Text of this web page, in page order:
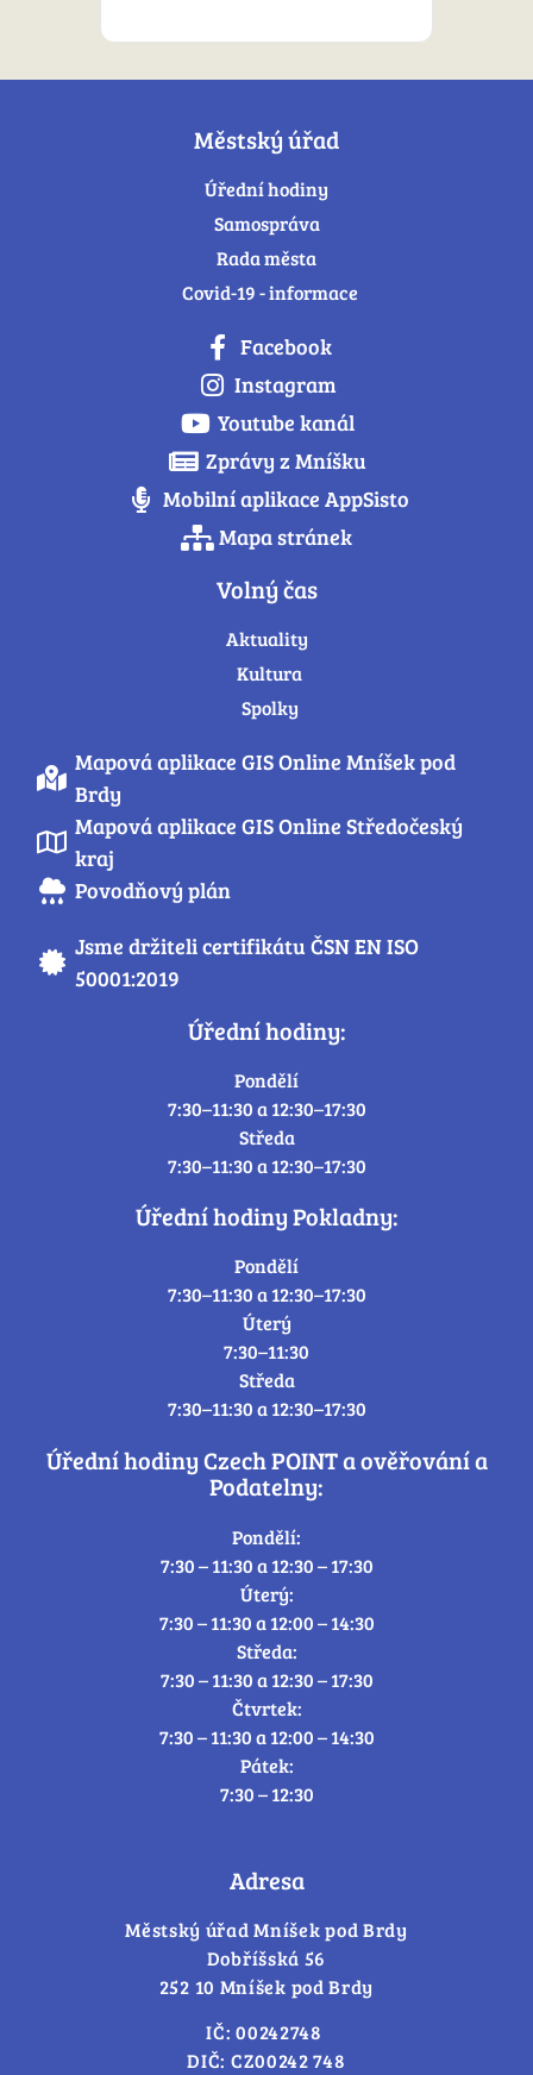
Městský úřad
Úřední hodiny
Samospráva
Rada města
Covid-19 - informace
Facebook
Instagram
Youtube kanál
Zprávy z Mníšku
Mobilní aplikace AppSisto
Mapa stránek
Volný čas
Aktuality
Kultura
Spolky
Mapová aplikace GIS Online Mníšek pod
Brdy
Mapová aplikace GIS Online Středočeský
kraj
Povodňový plán
Jsme držiteli certifikátu ČSN EN ISO
50001:2019
Úřední hodiny:
Pondělí
7:30–11:30 a 12:30–17:30
Středa
7:30–11:30 a 12:30–17:30
Úřední hodiny Pokladny:
Pondělí
7:30–11:30 a 12:30–17:30
Úterý
7:30–11:30
Středa
7:30–11:30 a 12:30–17:30
Úřední hodiny Czech POINT a ověřování a
Podatelny:
Pondělí:
7:30 – 11:30 a 12:30 – 17:30
Úterý:
7:30 – 11:30 a 12:00 – 14:30
Středa:
7:30 – 11:30 a 12:30 – 17:30
Čtvrtek:
7:30 – 11:30 a 12:00 – 14:30
Pátek:
7:30 – 12:30
Adresa
Městský úřad Mníšek pod Brdy
Dobříšská 56
252 10 Mníšek pod Brdy
IČ: 00242748
DIČ: CZ00242 748